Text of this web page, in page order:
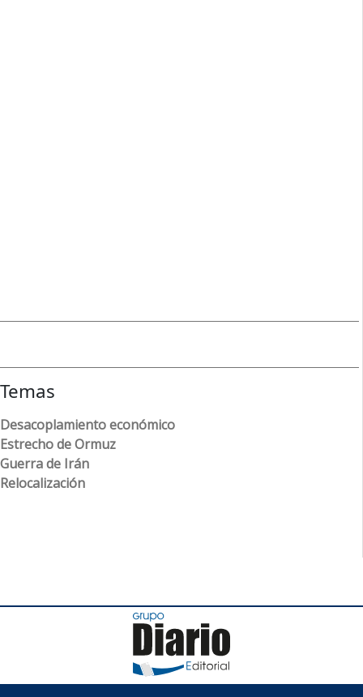
Temas
Desacoplamiento económico
Estrecho de Ormuz
Guerra de Irán
Relocalización